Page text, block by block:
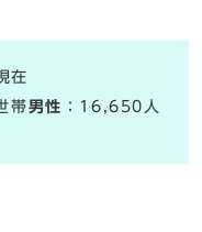
在
帯男性 ：16,650人